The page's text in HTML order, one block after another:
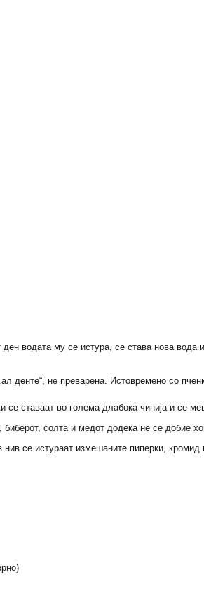
водата му се истура, се става нова вода
денте“, не преварена. Истовремено со
се ставаат во голема длабока чинија и се
солта и медот додека не се добие
се истураат измешаните пиперки,